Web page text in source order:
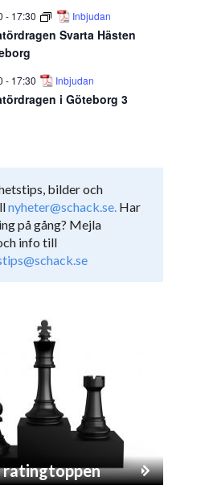
- 17:30 Inbjudan
Svarta Hästen
- 17:30 Inbjudan
i Göteborg 3
bilder och
nyheter@schack.se. Har
på gång? Mejla
info till
ratingtoppen